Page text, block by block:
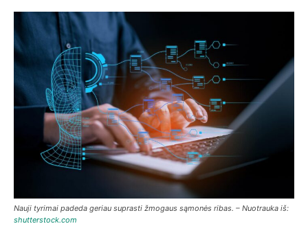
Nauji tyrimai padeda geriau suprasti žmogaus sąmonės ribas. – Nuotrauka iš:
shutterstock.com